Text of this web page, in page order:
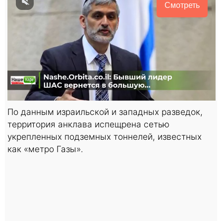
Смотреть
По данным израильской и западных разведок,
территория анклава испещрена сетью
укрепленных подземных тоннелей, известных
как «метро Газы».